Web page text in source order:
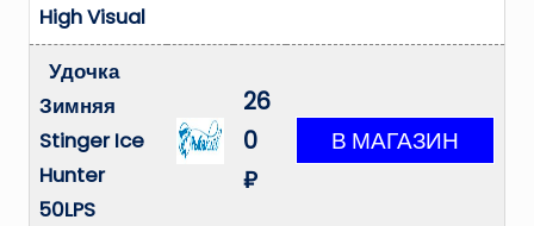
High Visual
Удочка
Зимняя
Stinger Ice
Hunter
50LPS
26
0
₽